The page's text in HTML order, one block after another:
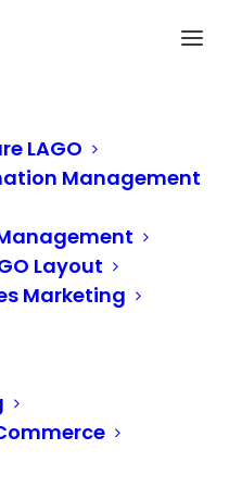
LAGO
Management
Layout
Marketing
Kunde Menards
Neuer Kunde Menards
NEUEN